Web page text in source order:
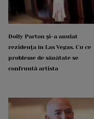
Dolly Parton și-a anulat
rezidența în Las Vegas. Cu ce
probleme de sănătate se
confruntă artista